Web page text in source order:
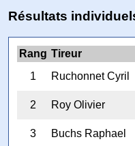
Résultats
Rang Tireur
1
Ruchonnet Cyril
2
Roy Olivier
3
Buchs Raphael